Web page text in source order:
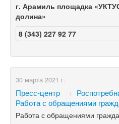
г. Арамиль площадка
долина»
8 (343) 227 92 77
30 марта 2021 г.
Пресс-центр →
Работа с обращениями
Работа с обращениями